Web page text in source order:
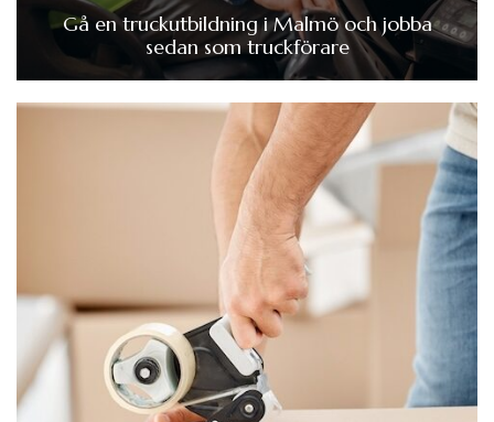
Gå en truckutbildning i Malmö och jobba
sedan som truckförare